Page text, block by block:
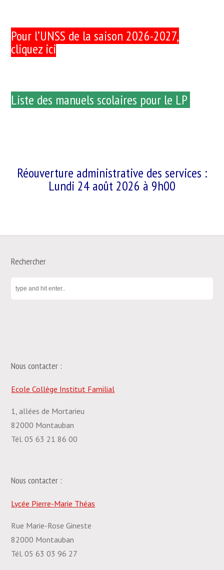
Pour l’UNSS de la saison 2026-2027,
cliquez ici
Liste des manuels scolaires pour le LP
Réouverture administrative des services :
Lundi 24 août 2026 à 9h00
Rechercher
Nous contacter :
Ecole Collège Institut Familial
1, allées de Mortarieu
82000 Montauban
Tél. 05 63 21 86 00
Nous contacter :
Lycée Pierre-Marie Théas
Rue Marie-Rose Gineste
82000 Montauban
Tél. 05 63 03 96 27